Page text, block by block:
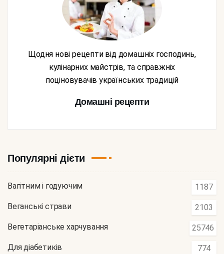
Щодня нові рецепти від домашніх господинь,
кулінарних майстрів, та справжніх
поціновувачів українських традицій
Домашні рецепти
Популярні дієти
Вагітним і годуючим 1187
Веганські страви 2103
Вегетаріанське харчування 25746
Для діабетиків 774